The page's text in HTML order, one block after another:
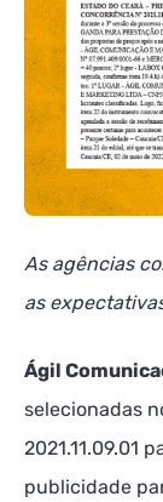
As agências
as
Ágil
selecionadas
2021.11.09.01
publicidade